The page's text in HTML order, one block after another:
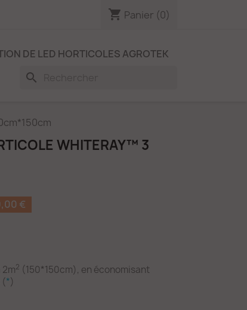
shopping_cart Panier (0)
DE LED HORTICOLES AGROTEK
search
WHITERAY™ 3
€
2 (150*150cm), en économisant
*)